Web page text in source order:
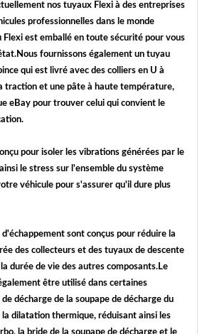
nos tuyaux Flexi à des entreprises
professionnelles dans le monde
Flexi est emballé en toute sécurité pour vous
fournissons également un tuyau
qui est livré avec des colliers en U à
traction et une pâte à haute température,
eBay pour trouver celui qui convient le
pour isoler les vibrations générées par le
le stress sur l'ensemble du système
véhicule pour s'assurer qu'il dure plus
sont conçus pour réduire la
des collecteurs et des tuyaux de descente
durée de vie des autres composants.Le
être utilisé dans certaines
décharge de la soupape de décharge du
dilatation thermique, réduisant ainsi les